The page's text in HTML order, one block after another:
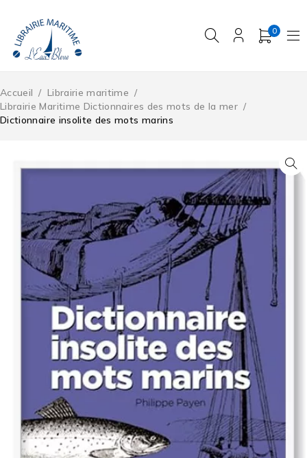
0
Accueil / Librairie maritime /
Librairie Maritime Dictionnaires des mots de la mer /
Dictionnaire insolite des mots marins